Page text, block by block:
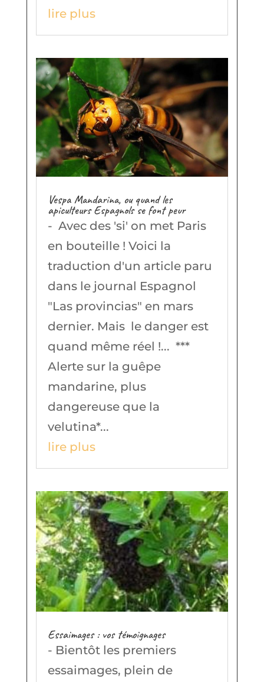
lire plus
Vespa Mandarina, ou quand les
apiculteurs Espagnols se font peur
- Avec des 'si' on met Paris
en bouteille ! Voici la
traduction d'un article paru
dans le journal Espagnol
"Las provincias" en mars
dernier. Mais le danger est
quand même réel !... ***
Alerte sur la guêpe
mandarine, plus
dangereuse que la
velutina*...
lire plus
Essaimages : vos témoignages
- Bientôt les premiers
essaimages, plein de